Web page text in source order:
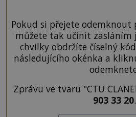
Pokud si přejete odemknout
můžete tak učinit zasláním
chvilky obdržíte číselný
následujícího okénka a
Zprávu ve tvaru "CTU
903 33 20.